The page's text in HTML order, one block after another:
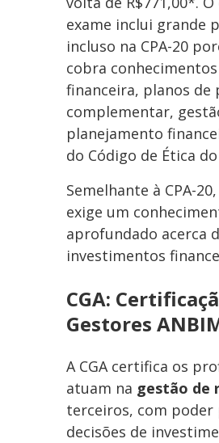
exame inclui grande
incluso na CPA-20
cobra
financeira, planos de
complementar,
planejamento
do Código de Ética do
Semelhante à CPA-
exige um
aprofundado acerca
investimentos
CGA:
Gestores
A CGA certifica os
atuam na gestão de
terceiros, com
decisões de